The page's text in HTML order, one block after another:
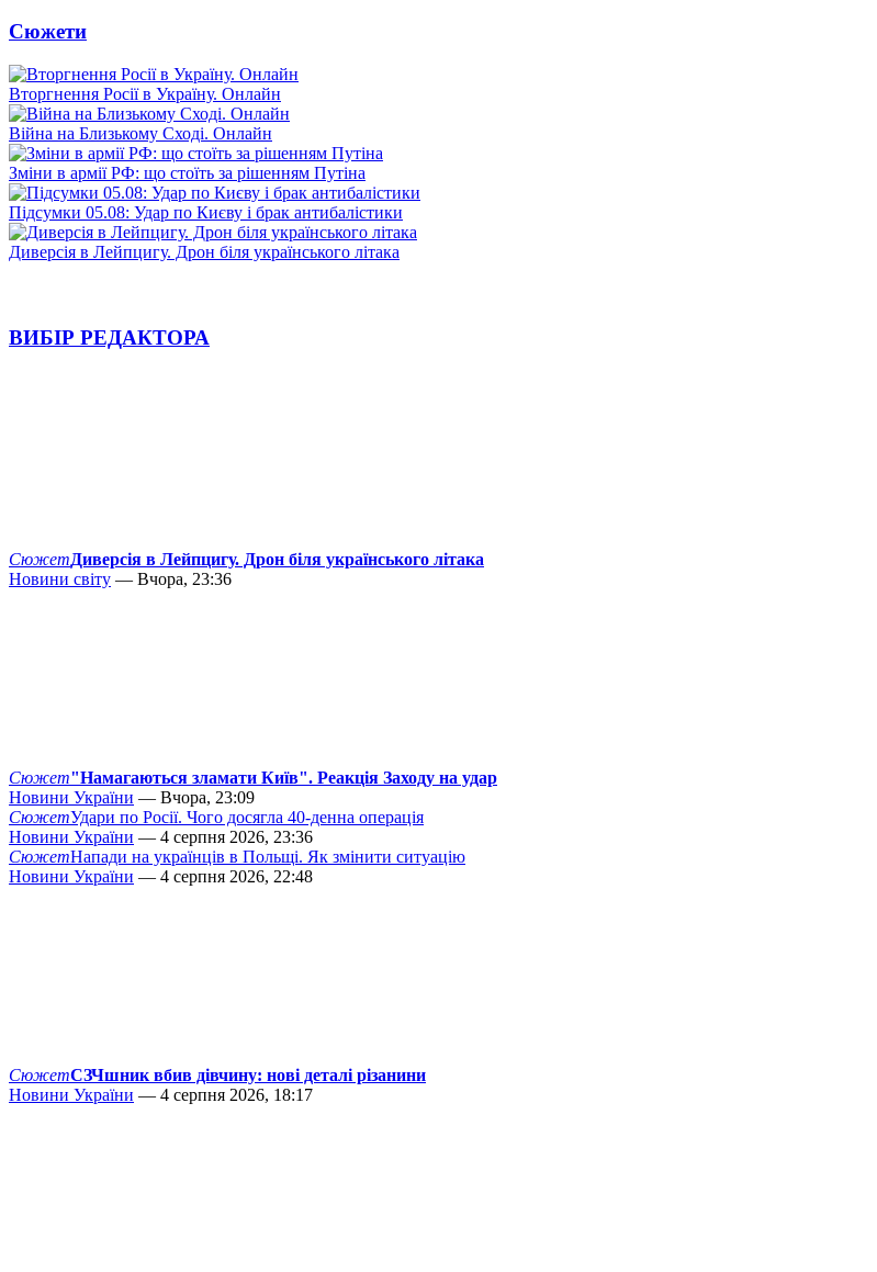
Сюжети
Вторгнення Росії в Україну. Онлайн
Війна на Близькому Сході. Онлайн
Зміни в армії РФ: що стоїть за рішенням Путіна
Підсумки 05.08: Удар по Києву і брак антибалістики
Диверсія в Лейпцигу. Дрон біля українського літака
ВИБІР РЕДАКТОРА
СюжетДиверсія в Лейпцигу. Дрон біля українського літака
Новини світу — Вчора, 23:36
Сюжет"Намагаються зламати Київ". Реакція Заходу на удар
Новини України — Вчора, 23:09
СюжетУдари по Росії. Чого досягла 40-денна операція
Новини України — 4 серпня 2026, 23:36
СюжетНапади на українців в Польщі. Як змінити ситуацію
Новини України — 4 серпня 2026, 22:48
СюжетСЗЧшник вбив дівчину: нові деталі різанини
Новини України — 4 серпня 2026, 18:17